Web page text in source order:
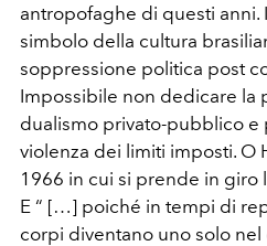
antropofaghe di questi anni.
simbolo della cultura
soppressione politica post
Impossibile non dedicare la
dualismo privato-pubblico e
violenza dei limiti imposti. O
1966 in cui si prende in giro
E “ […] poiché in tempi di
corpi diventano uno solo nel